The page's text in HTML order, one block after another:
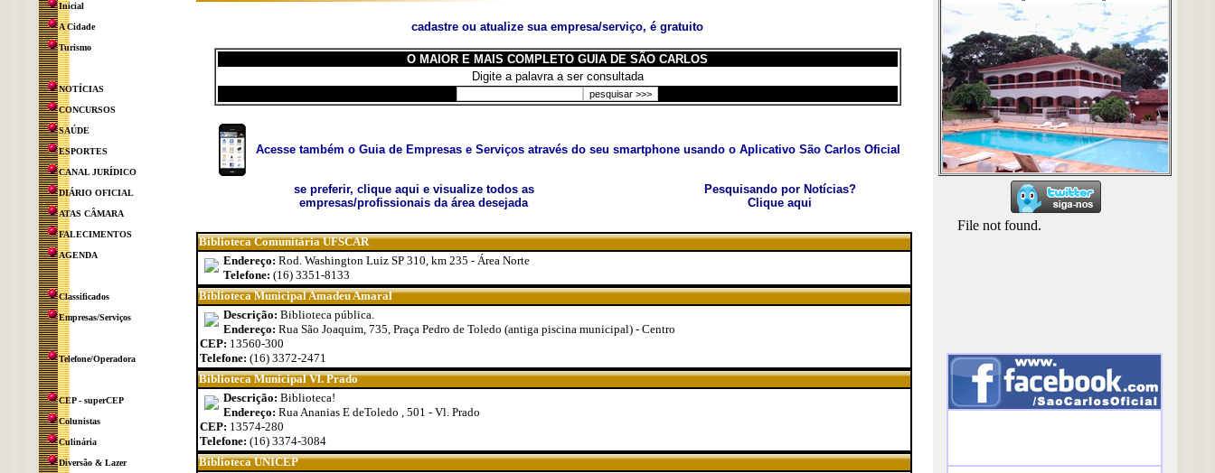
Inicial
A Cidade
Turismo
NOTÍCIAS
CONCURSOS
SAÚDE
ESPORTES
CANAL JURÍDICO
DIÁRIO OFICIAL
ATAS CÂMARA
FALECIMENTOS
AGENDA
Classificados
Empresas/Serviços
Telefone/Operadora
CEP - superCEP
Colunistas
Culinária
Diversão & Lazer
cadastre ou atualize sua empresa/serviço, é gratuito
O MAIOR E MAIS COMPLETO GUIA DE SÃO CARLOS
Digite a palavra a ser consultada
Acesse também o Guia de Empresas e Serviços através do seu smartphone usando o Aplicativo São Carlos Oficial
se preferir, clique aqui e visualize todos as
empresas/profissionais da área desejada
Pesquisando por Notícias?
Clique aqui
Biblioteca Comunitária UFSCAR
Endereço: Rod. Washington Luiz SP 310, km 235 - Área Norte
Telefone: (16) 3351-8133
Biblioteca Municipal Amadeu Amaral
Descrição: Biblioteca pública.
Endereço: Rua São Joaquim, 735, Praça Pedro de Toledo (antiga piscina municipal) - Centro
CEP: 13560-300
Telefone: (16) 3372-2471
Biblioteca Municipal Vl. Prado
Descrição: Biblioteca!
Endereço: Rua Ananias E deToledo , 501 - Vl. Prado
CEP: 13574-280
Telefone: (16) 3374-3084
Biblioteca UNICEP